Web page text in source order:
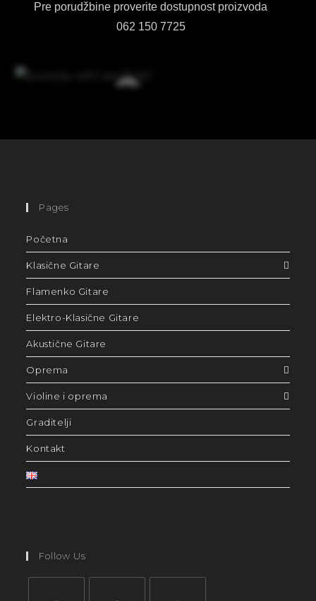
Pre porudžbine proverite dostupnost proizvoda
062 150 7725
Pages
Početna
Klasične Gitare
Flamenko Gitare
Elektro-Klasične Gitare
Akustične Gitare
Oprema
Violine i oprema
Graditelji
Kontakt
Follow Us